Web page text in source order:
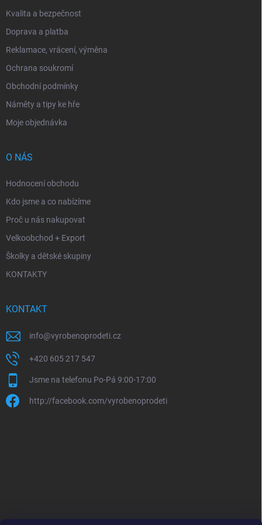
Kvalita a bezpečnost
Doprava a platba
Reklamace, vrácení, výměna
Ochrana soukromí
Obchodní podmínky
Náměty a tipy ke hře
Moje objednávka
O NÁS
Hodnocení obchodu
Kdo jsme a co nabízíme
Proč u nás nakupovat
Velkoobchod + Export
Školky a dětské skupiny
KONTAKTY
KONTAKT
info@vyrobenoprodeti.cz
+420 605 217 547
Jsme na telefonu Po-Pá 9:00-17:00
http://facebook.com/vyrobenoprodeti